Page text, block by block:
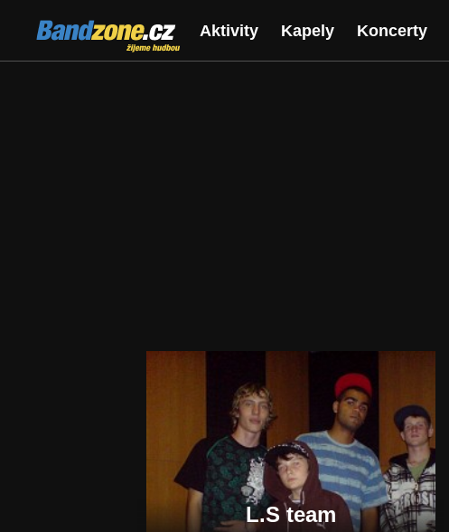
Bandzone.cz
žijeme hudbou
Aktivity Kapely Koncerty
L.S team